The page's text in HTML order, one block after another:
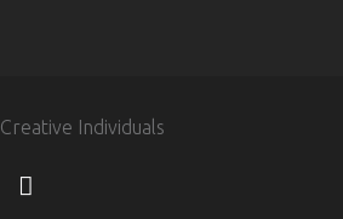
Creative Individuals